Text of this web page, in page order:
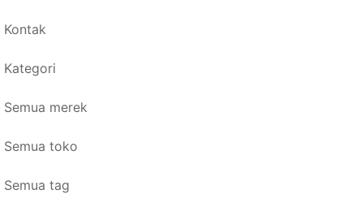
Kontak
Kategori
Semua merek
Semua toko
Semua tag